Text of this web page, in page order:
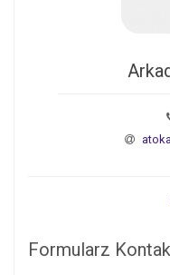
Formularz